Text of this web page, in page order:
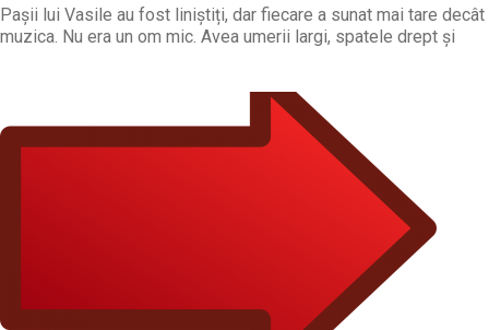
Pașii lui Vasile au fost liniștiți, dar fiecare a sunat mai tare decât
muzica. Nu era un om mic. Avea umerii largi, spatele drept și